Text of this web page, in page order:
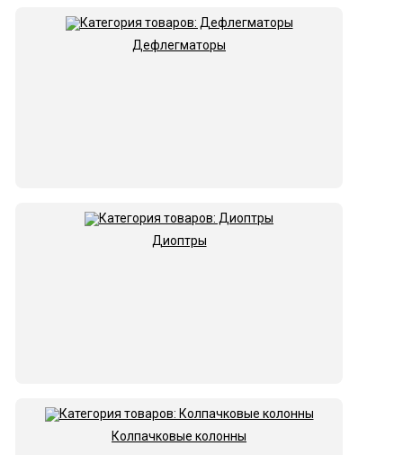
Дефлегматоры
Диоптры
Колпачковые колонны